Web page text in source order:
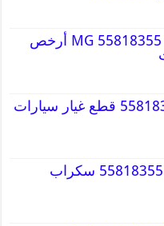
قطع غيار أم جي MG 55818355 أرخص
قطع غيار كيا 55818355 قطع غيار سيارات
قطع غيار باجيرو 55818355 سكراب